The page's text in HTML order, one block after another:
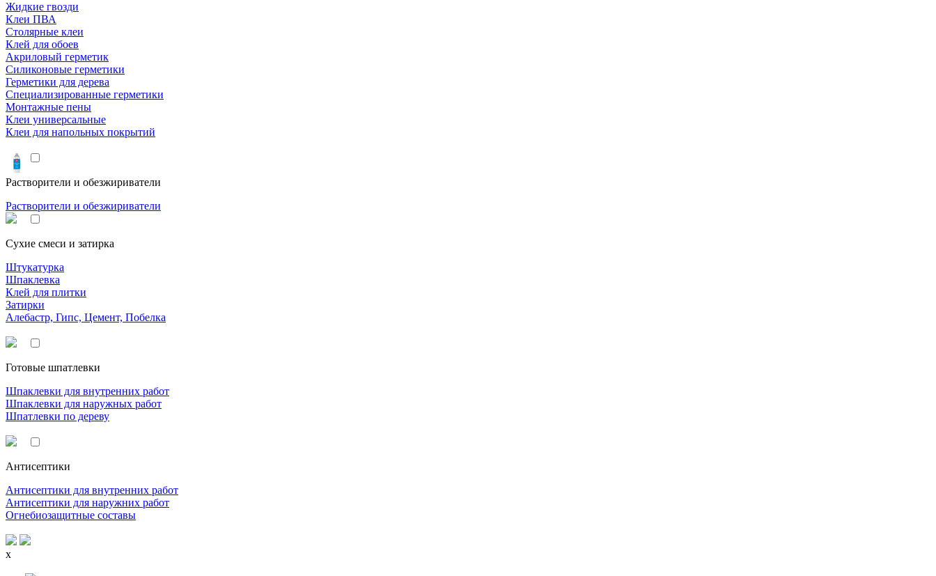
Жидкие гвозди
Клеи ПВА
Столярные клеи
Клей для обоев
Акриловый герметик
Силиконовые герметики
Герметики для дерева
Специализированные герметики
Монтажные пены
Клеи универсальные
Клеи для напольных покрытий
Растворители и обезжириватели
Растворители и обезжириватели
Сухие смеси и затирка
Штукатурка
Шпаклевка
Клей для плитки
Затирки
Алебастр, Гипс, Цемент, Побелка
Готовые шпатлевки
Шпаклевки для внутренних работ
Шпаклевки для наружных работ
Шпатлевки по дереву
Антисептики
Антисептики для внутренних работ
Антисептики для наружних работ
Огнебиозащитные составы
x